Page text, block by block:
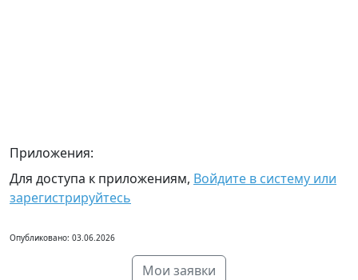
Приложения:
Для доступа к приложениям, Войдите в систему или
зарегистрируйтесь
Опубликовано: 03.06.2026
Мои заявки